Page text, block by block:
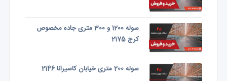
سوله 1200 و 300 متری جاده مخصوص
کرج 2175
سوله 200 متری خیابان کاسیرانا 2146